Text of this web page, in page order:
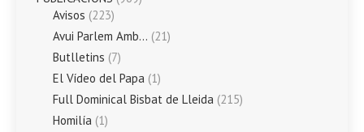
Avisos (223)
Avui Parlem Amb… (21)
Butlletins (7)
El Vídeo del Papa (1)
Full Dominical Bisbat de Lleida (215)
Homilía (1)